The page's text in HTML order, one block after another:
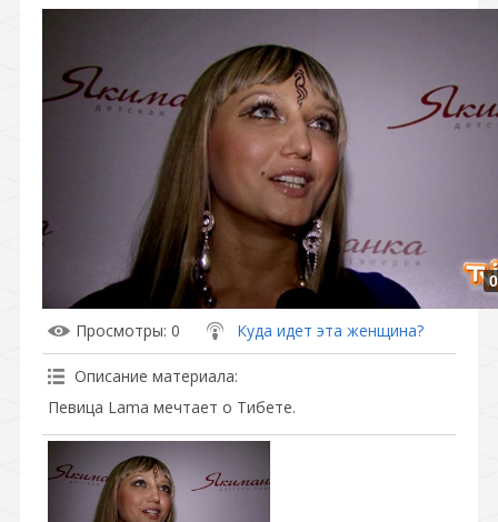
Просмотры: 0 Куда идет эта женщина?
Описание материала:
Певица Lama мечтает о Тибете.